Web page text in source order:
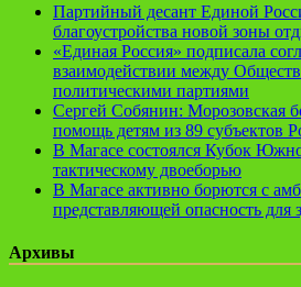
Партийный десант Единой
благоустройства новой зоны
«Единая Россия» подписала
взаимодействии между
политическими партиями
Сергей Собянин: Морозовская
помощь детям из 89 субъектов
В Магасе состоялся Кубок
тактическому двоеборью
В Магасе активно борются с
представляющей опасность для
Архивы